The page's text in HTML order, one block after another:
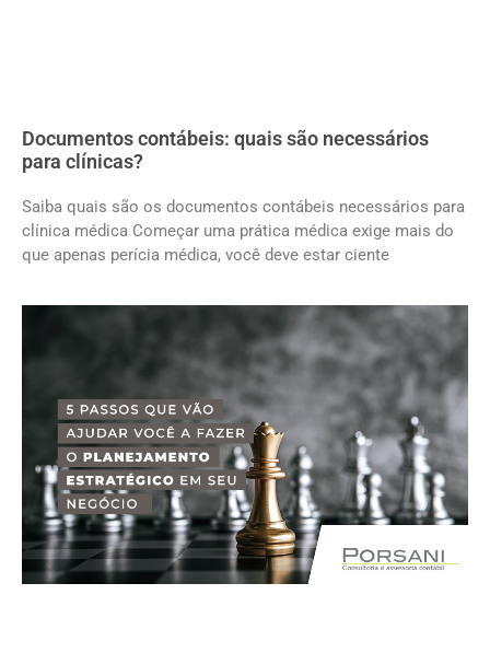
Documentos contábeis: quais são necessários
para clínicas?
Saiba quais são os documentos contábeis necessários para
clínica médica Começar uma prática médica exige mais do
que apenas perícia médica, você deve estar ciente